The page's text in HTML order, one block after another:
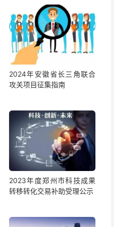
2024年安徽省长三角联合
攻关项目征集指南
2023年度郑州市科技成果
转移转化交易补助受理公示